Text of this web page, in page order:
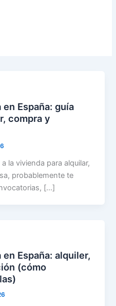
España: guía
compra y
la vivienda para alquilar,
probablemente te
[…]
España: alquiler,
(cómo